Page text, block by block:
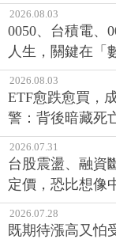
2026.08.03
0050、台積電、
人生，關鍵在「
2026.08.03
ETF愈跌愈買，
警：背後暗藏死
2026.07.31
台股震盪、融資
定價，恐比想像
2026.07.28
既期待漲高又怕